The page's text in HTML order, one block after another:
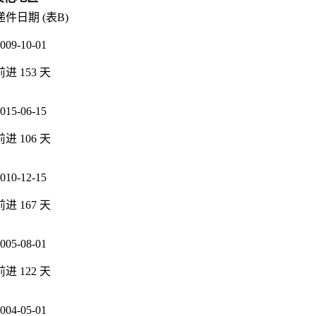
件日期 (表B)
10-01
进 153 天
06-15
进 106 天
12-15
进 167 天
08-01
进 122 天
05-01